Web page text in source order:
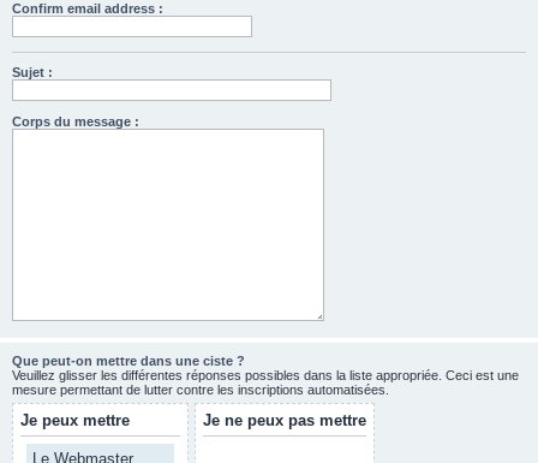
Confirm email address :
Sujet :
Corps du message :
Que peut-on mettre dans une ciste ?
Veuillez glisser les différentes réponses possibles dans la liste appropriée. Ceci est une
mesure permettant de lutter contre les inscriptions automatisées.
Je peux mettre
Le Webmaster
Je ne peux pas mettre